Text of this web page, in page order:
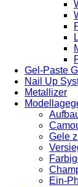
Gel-Paste
Nail Up
Metallizer
Gele
Ein-